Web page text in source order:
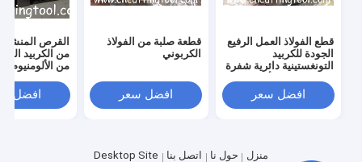
قطع الفولاذ العمل الرفيع
الجودة للكربيد
التونغستينية دائرية شفرة
افضل سعر
قطعة صلبة من الفولاذ
الكربوني
افضل سعر
القرص
من الكربيد
من الألومنيوم
افضل
منزل حول نا اتصل بنا Desktop Site